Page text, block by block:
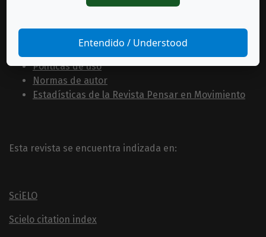
Información General
Políticas de uso
Normas de autor
Estadísticas de la Revista Pensar en Movimiento
Esta revista se encuentra indizada en:
SciELO
Scielo citation index
Entendido / Understood